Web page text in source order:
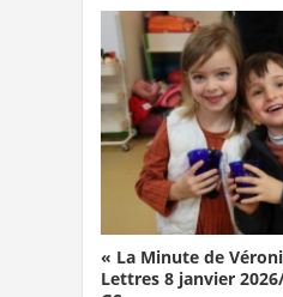
« La Minute de
Lettres 8 janvier